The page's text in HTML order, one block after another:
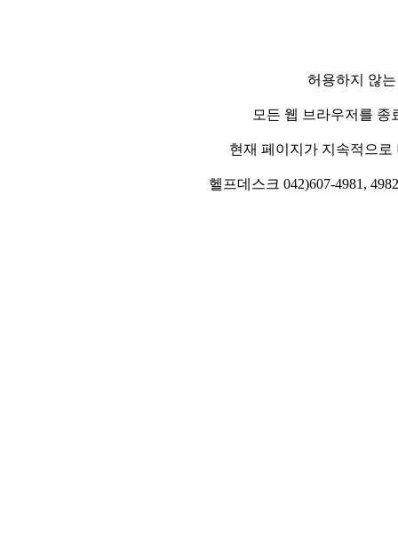
허용하지 않
모든 웹 브라우저를
현재 페이지가 지속적으
헬프데스크 042)607-4981,